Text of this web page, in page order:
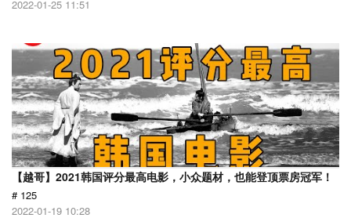
2022-01-25 11:51
【越哥】2021韩国评分最高电影，小众题材，也能登顶票房冠军！
# 125
2022-01-19 10:28